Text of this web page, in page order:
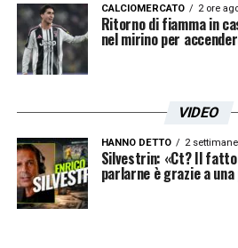
CALCIOMERCATO 2 ore
Ritorno di fiamma in
nel mirino per
VIDEO
HANNO DETTO 2
Silvestrin: «Ct? Il fatto
parlarne è grazie a una